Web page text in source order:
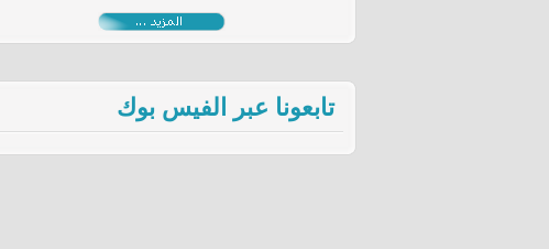
تابعونا عبر الفيس بوك